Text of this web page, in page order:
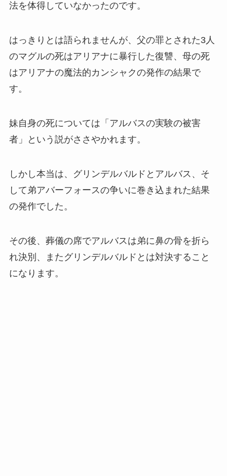
法を体得していなかったのです。
はっきりとは語られませんが、父の罪とされた3人
のマグルの死はアリアナに暴行した復讐、母の死
はアリアナの魔法的カンシャクの発作の結果で
す。
妹自身の死については「アルバスの実験の被害
者」という説がささやかれます。
しかし本当は、グリンデルバルドとアルバス、そ
して弟アバーフォースの争いに巻き込まれた結果
の発作でした。
その後、葬儀の席でアルバスは弟に鼻の骨を折ら
れ決別、またグリンデルバルドとは対決すること
になります。